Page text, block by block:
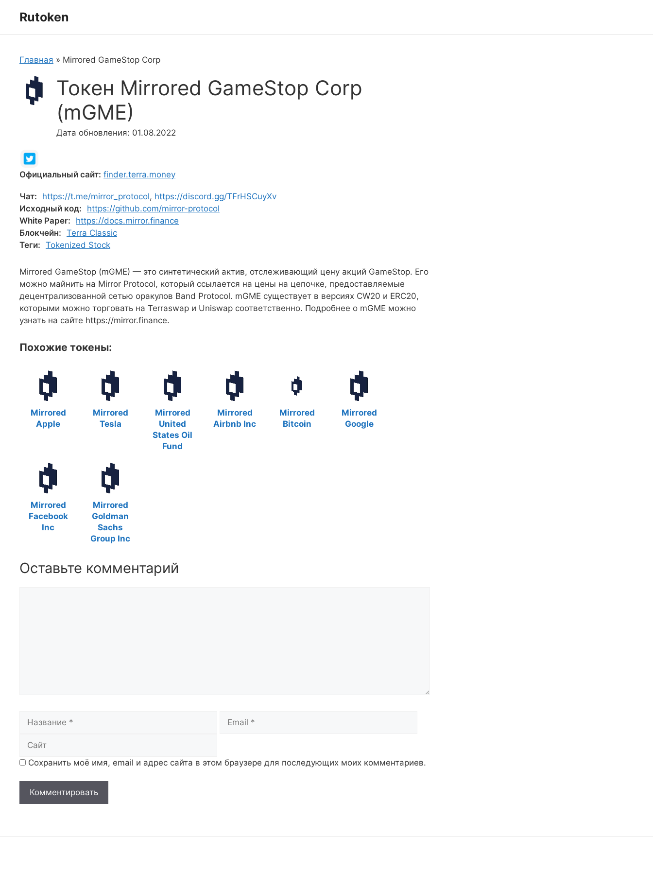
Rutoken
Главная » Mirrored GameStop Corp
Токен Mirrored GameStop Corp
(mGME)
Дата обновления: 01.08.2022
Официальный сайт: finder.terra.money
Чат: https://t.me/mirror_protocol, https://discord.gg/TFrHSCuyXv
Исходный код:
https://github.com/mirror-protocol
White Paper:
https://docs.mirror.finance
Блокчейн: Terra Classic
Теги: Tokenized Stock
Mirrored GameStop (mGME) — это синтетический актив, отслеживающий цену акций GameStop. Его
можно майнить на Mirror Protocol, который ссылается на цены на цепочке, предоставляемые
децентрализованной сетью оракулов Band Protocol. mGME существует в версиях CW20 и ERC20,
которыми можно торговать на Terraswap и Uniswap соответственно. Подробнее о mGME можно
узнать на сайте https://mirror.finance.
Похожие токены:
Mirrored
Apple
Mirrored
Tesla
Mirrored
United
States Oil
Fund
Mirrored
Airbnb Inc
Mirrored
Bitcoin
Mirrored
Google
Mirrored
Facebook
Inc
Mirrored
Goldman
Sachs
Group Inc
Оставьте комментарий
Сохранить моё имя, email и адрес сайта в этом браузере для последующих моих комментариев.